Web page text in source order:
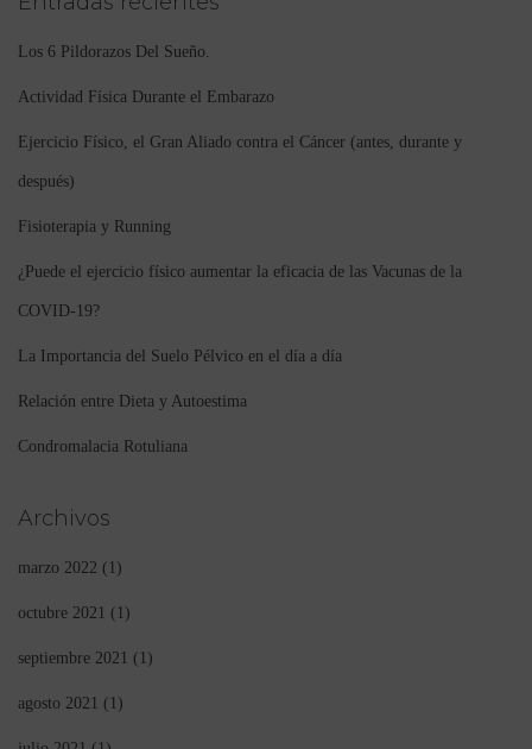
Los 6 Pildorazos Del Sueño.
Actividad Física Durante el Embarazo
Ejercicio Físico, el Gran Aliado contra el Cáncer (antes, durante y
después)
Fisioterapia y Running
¿Puede el ejercicio físico aumentar la eficacia de las Vacunas de la
COVID-19?
La Importancia del Suelo Pélvico en el día a día
Relación entre Dieta y Autoestima
Condromalacia Rotuliana
Archivos
marzo 2022 (1)
octubre 2021 (1)
septiembre 2021 (1)
agosto 2021 (1)